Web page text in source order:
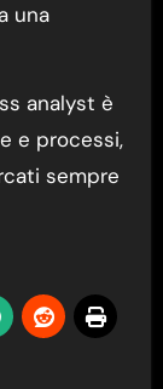
una
analyst è
e processi,
sempre